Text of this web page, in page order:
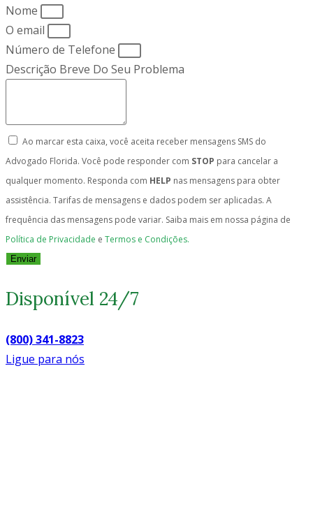
Nome
O email
Número de Telefone
Descrição Breve Do Seu Problema
Ao marcar esta caixa, você aceita receber mensagens SMS do
Advogado Florida. Você pode responder com STOP para cancelar a
qualquer momento. Responda com HELP nas mensagens para obter
assistência. Tarifas de mensagens e dados podem ser aplicadas. A
frequência das mensagens pode variar. Saiba mais em nossa página de
Política de Privacidade e Termos e Condições.
Enviar
Disponível 24/7
(800) 341-8823
Ligue para nós